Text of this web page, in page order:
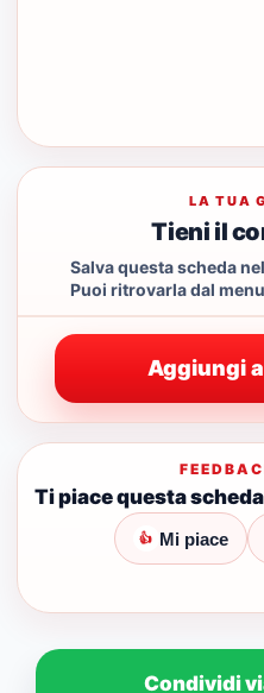
LA TUA
Tieni il
Salva questa scheda
Puoi ritrovarla dal
Aggiungi
Ti piace questa
👍 Mi piace
Condividi